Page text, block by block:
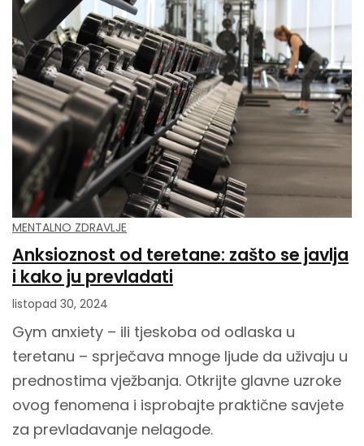
MENTALNO ZDRAVLJE
Anksioznost od teretane: zašto se javlja
i kako ju prevladati
listopad 30, 2024
Gym anxiety – ili tjeskoba od odlaska u
teretanu – sprječava mnoge ljude da uživaju u
prednostima vježbanja. Otkrijte glavne uzroke
ovog fenomena i isprobajte praktične savjete
za prevladavanje nelagode.